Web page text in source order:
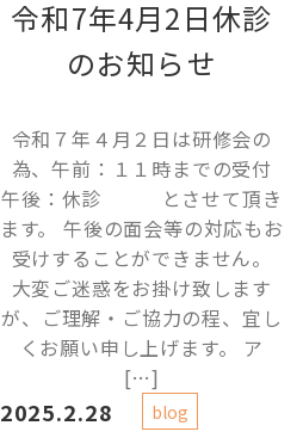
令和7年4月2日休診
のお知らせ
令和７年４月２日は研修会の
為、午前：１１時までの受付
午後：休診 とさせて頂き
ます。 午後の面会等の対応もお
受けすることができません。
大変ご迷惑をお掛け致します
が、ご理解・ご協力の程、宜し
くお願い申し上げます。 ア
[…]
2025.2.28 blog